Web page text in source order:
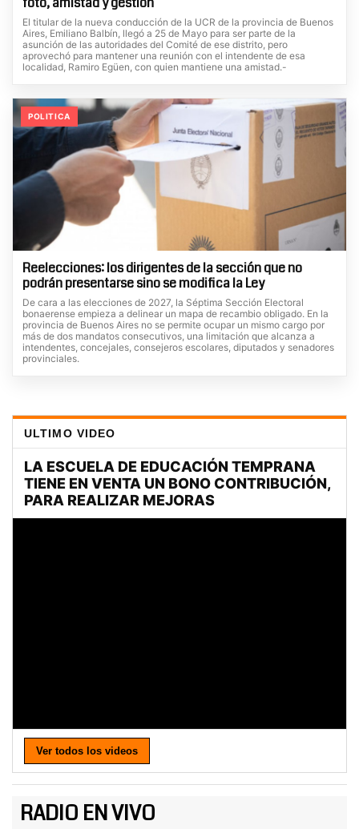
El titular de la nueva conducción de la UCR de la provincia de Buenos
Aires, Emiliano Balbín, llegó a 25 de Mayo para ser parte de la
asunción de las autoridades del Comité de ese distrito, pero
aprovechó para mantener una reunión con el intendente de esa
localidad, Ramiro Egüen, con quien mantiene una amistad.-
POLITICA
Reelecciones: los dirigentes de la sección que no
podrán presentarse sino se modifica la Ley
De cara a las elecciones de 2027, la Séptima Sección Electoral
bonaerense empieza a delinear un mapa de recambio obligado. En la
provincia de Buenos Aires no se permite ocupar un mismo cargo por
más de dos mandatos consecutivos, una limitación que alcanza a
intendentes, concejales, consejeros escolares, diputados y senadores
provinciales.
ULTIMO VIDEO
Ver todos los videos
RADIO EN VIVO